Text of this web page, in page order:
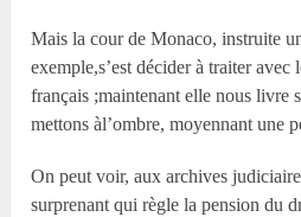
Mais la cour de Monaco, instruite
exemple,s’est décider à traiter avec
français ;maintenant elle nous livre
mettons àl’ombre, moyennant une
On peut voir, aux archives
surprenant qui règle la pension du